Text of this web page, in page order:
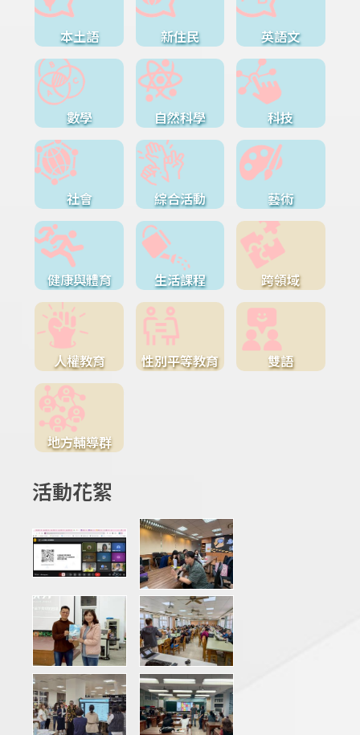
本土語 新住民 英語文
數學 自然科學 科技
社會 綜合活動 藝術
健康與體育 生活課程 跨領域
人權教育 性別平等教育 雙語
地方輔導群
活動花絮